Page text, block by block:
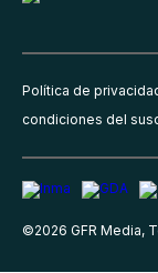
Política de
condiciones del
©2026 GFR Media,